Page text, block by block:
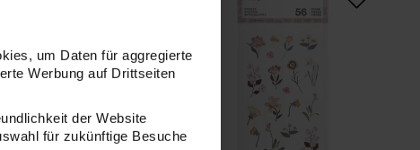
um Daten für aggregierte
Werbung auf Drittseiten
der Website
für zukünftige Besuche